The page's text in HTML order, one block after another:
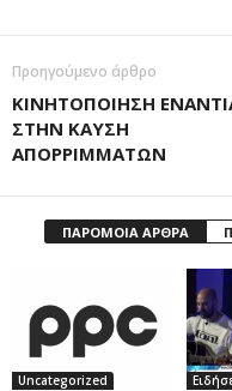
Προηγούμενο άρθρο
ΚΙΝΗΤΟΠΟΙΗΣΗ
ΣΤΗΝ ΚΑΥΣΗ
ΑΠΟΡΡΙΜΜΑΤΩΝ
ΠΑΡΟΜΟΙΑ ΑΡΘΡΑ
Uncategorized